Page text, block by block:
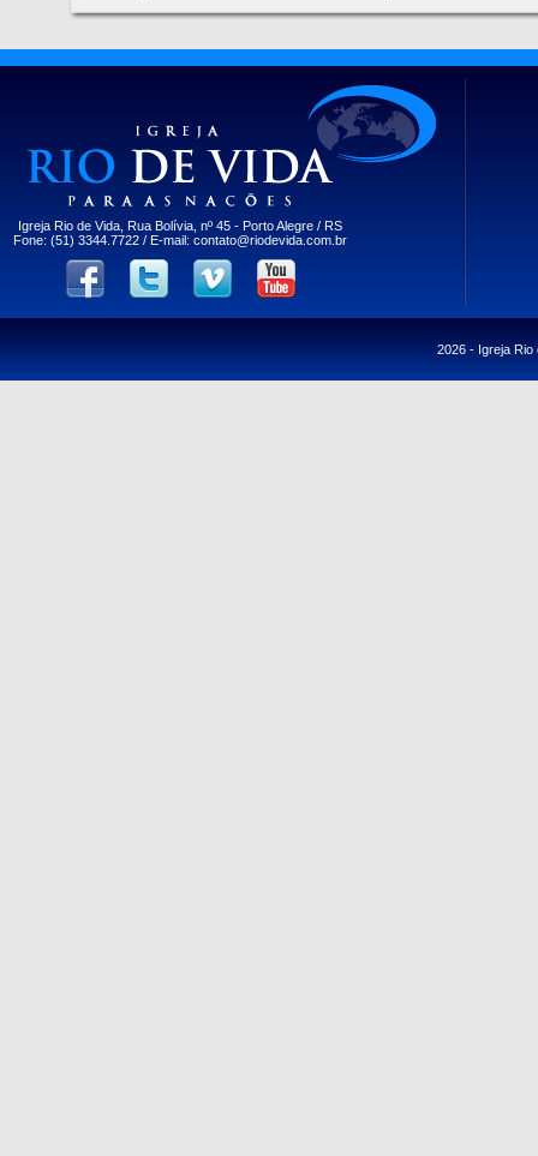
Igreja Rio de Vida, Rua Bolívia, nº 45 - Porto Alegre / RS
Fone: (51) 3344.7722 / E-mail:contato@riodevida.com.br
2026 - Igreja Rio